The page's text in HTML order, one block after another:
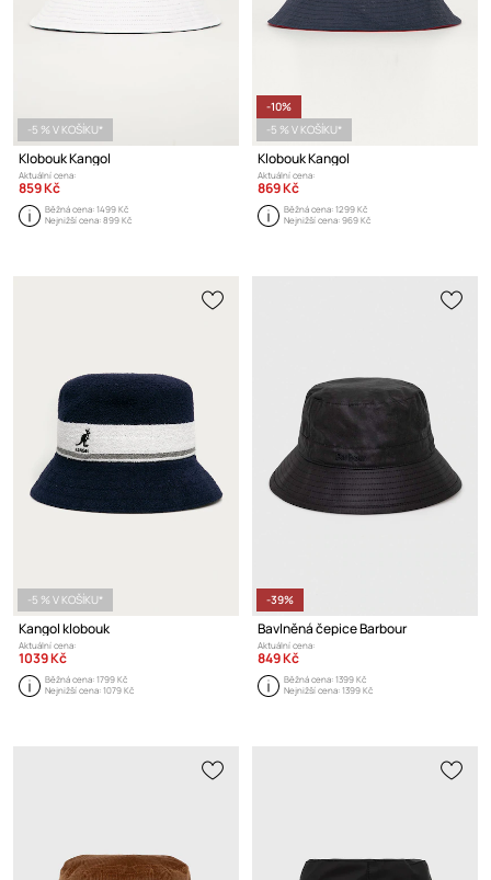
-5 % V KOŠÍKU*
Klobouk Kangol
Aktuální cena:
859 Kč
Běžná cena:1499 Kč
Nejnižší cena:899 Kč
-10%
-5 % V KOŠÍKU*
Klobouk Kangol
Aktuální cena:
869 Kč
Běžná cena:1299 Kč
Nejnižší cena:969 Kč
-5 % V KOŠÍKU*
Kangol klobouk
Aktuální cena:
1039 Kč
Běžná cena:1799 Kč
Nejnižší cena:1079 Kč
-39%
Bavlněná čepice Barbour
Aktuální cena:
849 Kč
Běžná cena:1399 Kč
Nejnižší cena:1399 Kč